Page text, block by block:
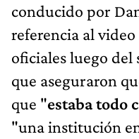
conducido por
referencia al
oficiales luego del
que aseguraron
que "estaba todo
"una institución